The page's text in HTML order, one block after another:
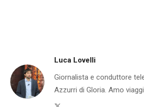
Luca Lovelli
Giornalista e conduttore
Azzurri di Gloria. Amo